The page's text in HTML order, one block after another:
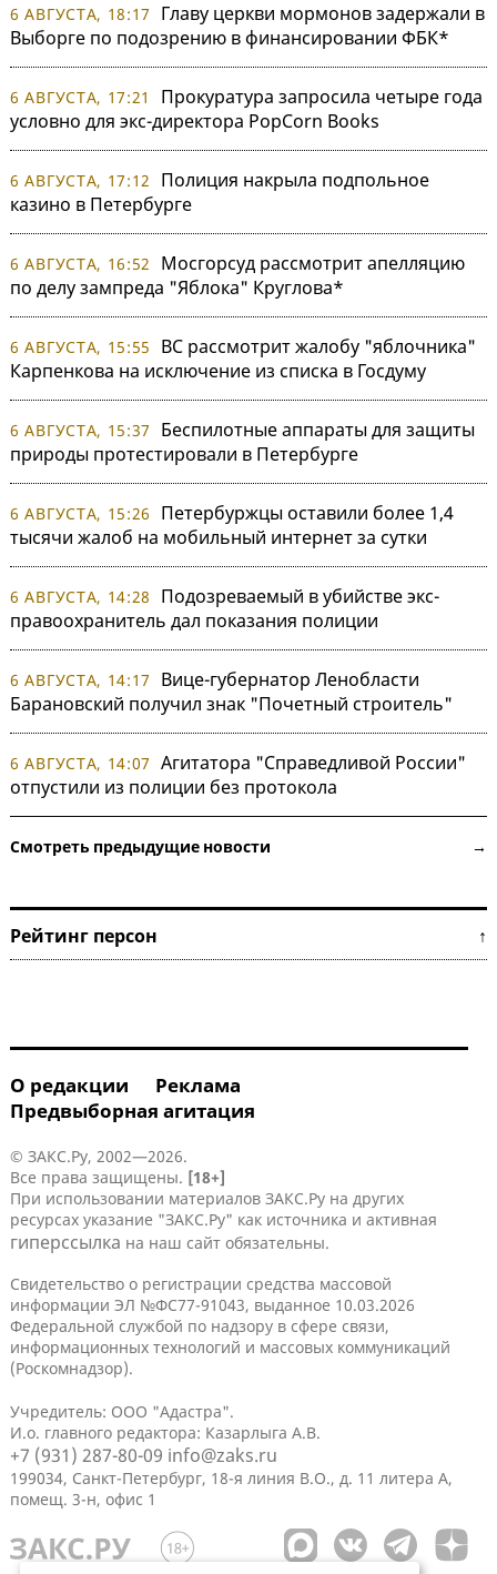
6 АВГУСТА, 18:17
Главу церкви мормонов задержали в
Выборге по подозрению в финансировании ФБК*
6 АВГУСТА, 17:21
Прокуратура запросила четыре года
условно для экс-директора PopCorn Books
6 АВГУСТА, 17:12
Полиция накрыла подпольное
казино в Петербурге
6 АВГУСТА, 16:52
Мосгорсуд рассмотрит апелляцию
по делу зампреда "Яблока" Круглова*
6 АВГУСТА, 15:55
ВС рассмотрит жалобу "яблочника"
Карпенкова на исключение из списка в Госдуму
6 АВГУСТА, 15:37
Беспилотные аппараты для защиты
природы протестировали в Петербурге
6 АВГУСТА, 15:26
Петербуржцы оставили более 1,4
тысячи жалоб на мобильный интернет за сутки
6 АВГУСТА, 14:28
Подозреваемый в убийстве экс-
правоохранитель дал показания полиции
6 АВГУСТА, 14:17
Вице-губернатор Ленобласти
Барановский получил знак "Почетный строитель"
6 АВГУСТА, 14:07 Агитатора "Справедливой России"
отпустили из полиции без протокола
Смотреть предыдущие новости →
Рейтинг персон ↑
О редакции
Реклама
Предвыборная агитация
© ЗАКС.Ру, 2002—2026.
Все права защищены. [18+]
При использовании материалов ЗАКС.Ру на других
ресурсах указание "ЗАКС.Ру" как источника и активная
гиперссылка на наш сайт обязательны.
Свидетельство о регистрации средства массовой
информации ЭЛ №ФС77-91043, выданное 10.03.2026
Федеральной службой по надзору в сфере связи,
информационных технологий и массовых коммуникаций
(Роскомнадзор).
Учредитель: ООО "Адастра".
И.о. главного редактора: Казарлыга А.В.
+7 (931) 287-80-09 info@zaks.ru
199034, Санкт-Петербург, 18-я линия В.О., д. 11 литера А,
помещ. 3-н, офис 1